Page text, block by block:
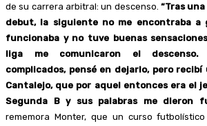
de su carrera arbitral: un descenso. “Tras
debut, la siguiente no me encontraba a
funcionaba y no tuve buenas
liga me comunicaron el descenso.
complicados, pensé en dejarlo, pero
Cantalejo, que por aquel entonces era el
Segunda B y sus palabras me dieron
rememora Monter, que un curso